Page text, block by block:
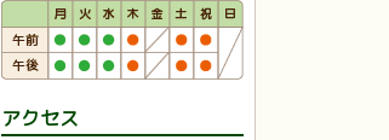
アクセス